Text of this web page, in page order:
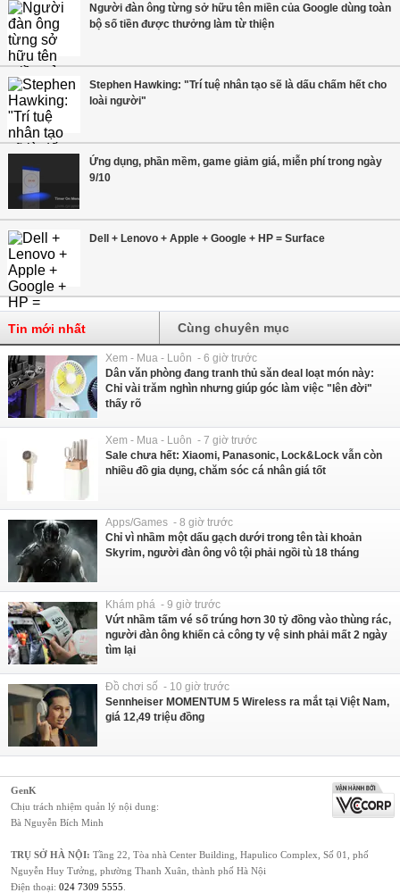
Người đàn ông từng sở hữu tên miền của Google dùng toàn
bộ số tiền được thưởng làm từ thiện
Stephen Hawking: "Trí tuệ nhân tạo sẽ là dấu chấm hết cho
loài người"
Ứng dụng, phần mềm, game giảm giá, miễn phí trong ngày
9/10
Dell + Lenovo + Apple + Google + HP = Surface
Tin mới nhất Cùng chuyên mục
Xem - Mua - Luôn - 6 giờ trước
Dân văn phòng đang tranh thủ săn deal loạt món này:
Chỉ vài trăm nghìn nhưng giúp góc làm việc "lên đời"
thấy rõ
Xem - Mua - Luôn - 7 giờ trước
Sale chưa hết: Xiaomi, Panasonic, Lock&Lock vẫn còn
nhiều đồ gia dụng, chăm sóc cá nhân giá tốt
Apps/Games - 8 giờ trước
Chỉ vì nhầm một dấu gạch dưới trong tên tài khoản
Skyrim, người đàn ông vô tội phải ngồi tù 18 tháng
Khám phá - 9 giờ trước
Vứt nhầm tấm vé số trúng hơn 30 tỷ đồng vào thùng rác,
người đàn ông khiến cả công ty vệ sinh phải mất 2 ngày
tìm lại
Đồ chơi số - 10 giờ trước
Sennheiser MOMENTUM 5 Wireless ra mắt tại Việt Nam,
giá 12,49 triệu đồng
GenK
Chịu trách nhiệm quản lý nội dung:
Bà Nguyễn Bích Minh
TRỤ SỞ HÀ NỘI: Tầng 22, Tòa nhà Center Building, Hapulico Complex, Số 01, phố
Nguyễn Huy Tưởng, phường Thanh Xuân, thành phố Hà Nội
Điện thoại: 024 7309 5555